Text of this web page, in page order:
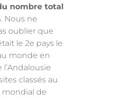
nombre total
Nous ne
oublier que
le 2e pays le
monde en
l’Andalousie
classés au
de